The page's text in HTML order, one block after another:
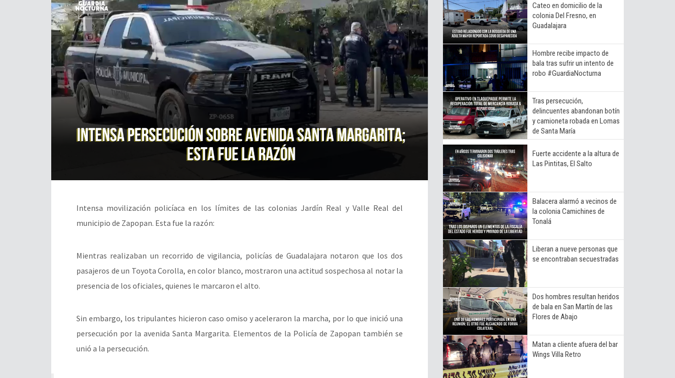
Intensa movilización policíaca en los límites de las colonias Jardín Real y Valle Real del
municipio de Zapopan. Esta fue la razón:
Mientras realizaban un recorrido de vigilancia, policías de Guadalajara notaron que los dos
pasajeros de un Toyota Corolla, en color blanco, mostraron una actitud sospechosa al notar la
presencia de los oficiales, quienes le marcaron el alto.
Sin embargo, los tripulantes hicieron caso omiso y aceleraron la marcha, por lo que inició una
persecución por la avenida Santa Margarita. Elementos de la Policía de Zapopan también se
unió a la persecución.
Cateo en domicilio de la
colonia Del Fresno, en
Guadalajara
Hombre recibe impacto de
bala tras sufrir un intento de
robo #GuardiaNocturna
Tras persecución,
delincuentes abandonan botín
y camioneta robada en Lomas
de Santa María
Fuerte accidente a la altura de
Las Pintitas, El Salto
Balacera alarmó a vecinos de
la colonia Camichines de
Tonalá
Liberan a nueve personas que
se encontraban secuestradas
Dos hombres resultan heridos
de bala en San Martín de las
Flores de Abajo
Matan a cliente afuera del bar
Wings Villa Retro